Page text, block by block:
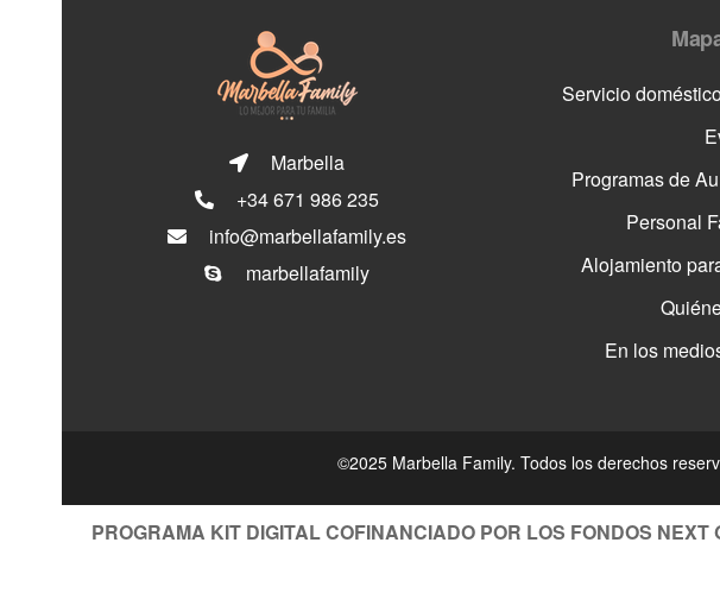
Marbella
+34 671 986 235
info@marbellafamily.es
marbellafamily
Servicio
Programas de
Personal
Alojamiento
En los
©2025 Marbella Family. Todos los derechos
PROGRAMA KIT DIGITAL COFINANCIADO POR LOS FONDOS